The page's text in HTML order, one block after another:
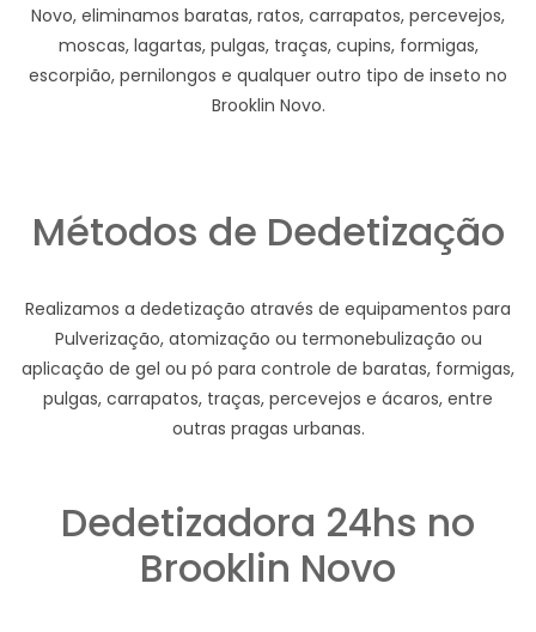
Novo, eliminamos baratas, ratos, carrapatos, percevejos,
moscas, lagartas, pulgas, traças, cupins, formigas,
escorpião, pernilongos e qualquer outro tipo de inseto no
Brooklin Novo.
Métodos de Dedetização
Realizamos a dedetização através de equipamentos para
Pulverização, atomização ou termonebulização ou
aplicação de gel ou pó para controle de baratas, formigas,
pulgas, carrapatos, traças, percevejos e ácaros, entre
outras pragas urbanas.
Dedetizadora 24hs no
Brooklin Novo